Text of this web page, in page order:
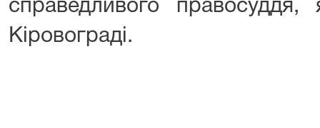
справедливого правосуддя,
Кіровограді.